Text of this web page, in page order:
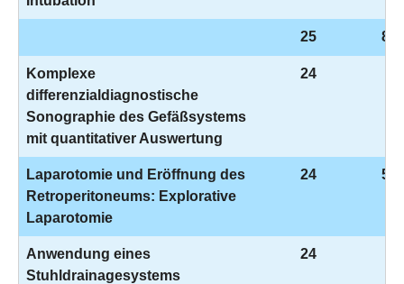
25 8-
Komplexe
differenzialdiagnostische
Sonographie des Gefäßsystems
mit quantitativer Auswertung
24
Laparotomie und Eröffnung des
Retroperitoneums: Explorative
Laparotomie
24 5-
Anwendung eines
Stuhldrainagesystems
24